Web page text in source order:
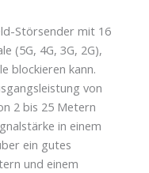
Störsender mit 16
(5G, 4G, 3G, 2G),
blockieren kann.
von
2 bis 25 Metern
in einem
ein gutes
und einem